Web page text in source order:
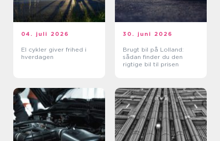
04. juli 2026
El cykler giver frihed i
hverdagen
30. juni 2026
Brugt bil på Lolland:
sådan finder du den
rigtige bil til prisen